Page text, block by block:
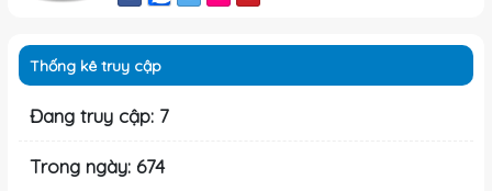
Thống kê truy cập
Đang truy cập: 7
Trong ngày: 674